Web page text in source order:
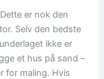
Dette er nok den
Selv den bedste
ikke er
et hus på sand –
for maling. Hvis